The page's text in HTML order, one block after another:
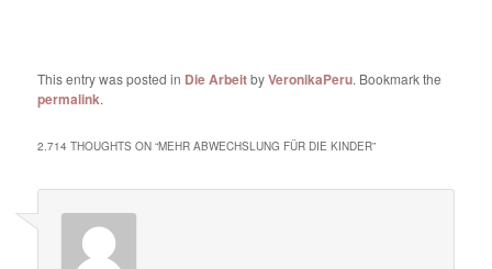
This entry was posted in Die ArbeitbyVeronikaPeru. Bookmark the
permalink.
2.714 THOUGHTS ON “MEHR ABWECHSLUNG FÜR DIE KINDER”